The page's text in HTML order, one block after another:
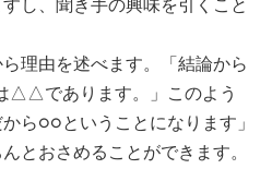
し、聞き手の興味を引くこと
理由を述べます。「結論から
△△であります。」このよう
ら○○ということになります」
とおさめることができます。